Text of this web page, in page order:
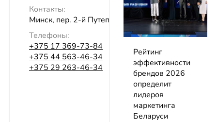
Контакты:
Минск, пер. 2-й Путепроводный, 1
Телефоны:
+375 17 369-73-84
+375 44 563-46-34
+375 29 263-46-34
Рейтинг
эффективности
брендов 2026
определит
лидеров
маркетинга
Беларуси